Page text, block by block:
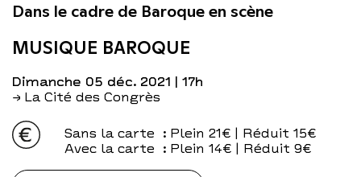
Dans le cadre de Baroque en scène
MUSIQUE BAROQUE
dimanche 05 déc. 2021 | 17h
→ La Cité des Congrès
Sans la carte
: Plein 21€ | Réduit 15€
Avec la carte
: Plein 14€ | Réduit 9€